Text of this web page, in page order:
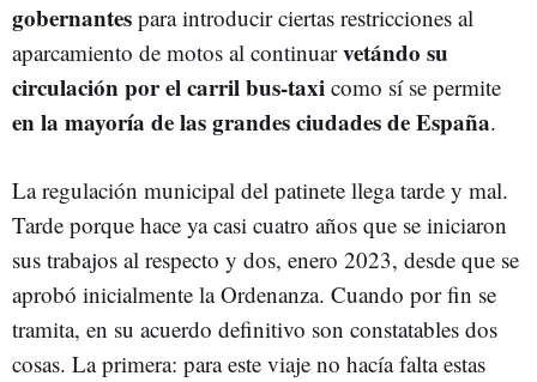
gobernantes para introducir ciertas restricciones al
aparcamiento de motos al continuarvetándo su
circulación por el carril bus-taxi como sí se permite
en la mayoría de las grandes ciudades de España.
La regulación municipal del patinete llega tarde y mal.
Tarde porque hace ya casi cuatro años que se iniciaron
sus trabajos al respecto y dos, enero 2023, desde que se
aprobó inicialmente la Ordenanza. Cuando por fin se
tramita, en su acuerdo definitivo son constatables dos
cosas. La primera: para este viaje no hacía falta estas